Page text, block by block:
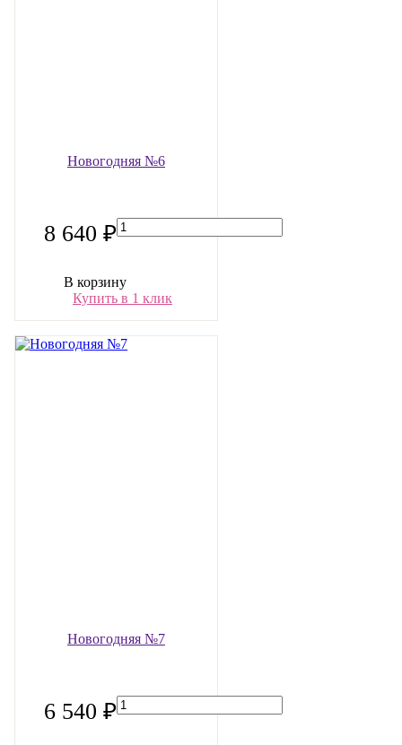
Новогодняя №6
8 640 ₽
В корзину
Купить в 1 клик
Новогодняя №7
6 540 ₽